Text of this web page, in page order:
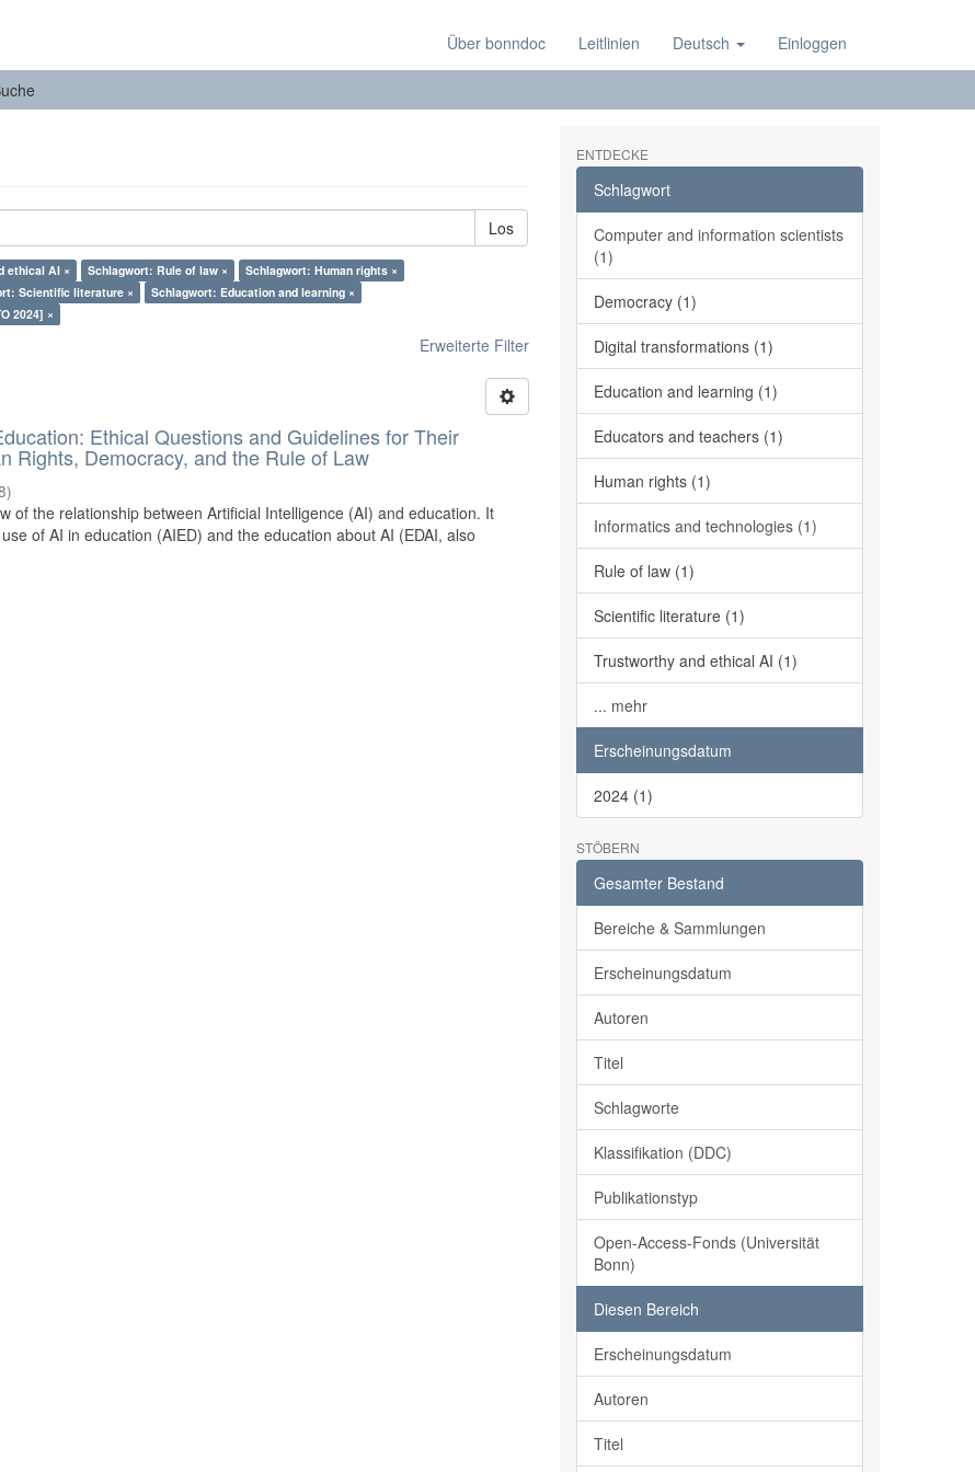
Über bonndoc Leitlinien Deutsch Einloggen
Los
ethical AI × Schlagwort: Rule of law ×
Schlagwort: Human rights ×
Scientific literature ×
Schlagwort: Education and learning ×
2024] ×
Erweiterte Filter
Ethical Questions and Guidelines for Their
Rights, Democracy, and the Rule of Law
)
of the relationship between Artificial Intelligence (AI) and education. It
of AI in education (AIED) and the education about AI (EDAI, also
ENTDECKE
Schlagwort
Computer and information scientists
(1)
Democracy (1)
Digital transformations (1)
Education and learning (1)
Educators and teachers (1)
Human rights (1)
Informatics and technologies (1)
Rule of law (1)
Scientific literature (1)
Trustworthy and ethical AI (1)
... mehr
Erscheinungsdatum
2024 (1)
STÖBERN
Gesamter Bestand
Bereiche & Sammlungen
Erscheinungsdatum
Autoren
Titel
Schlagworte
Klassifikation (DDC)
Publikationstyp
Open-Access-Fonds (Universität
Bonn)
Diesen Bereich
Erscheinungsdatum
Autoren
Titel